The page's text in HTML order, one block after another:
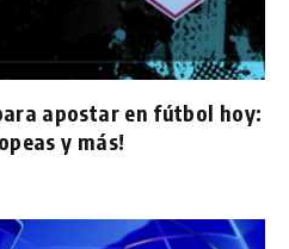
apostar en fútbol hoy:
y más!